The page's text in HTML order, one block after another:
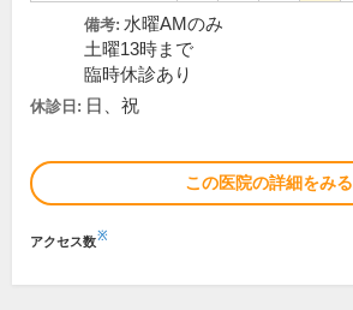
備考: 水曜AMのみ
土曜13時まで
臨時休診あり
休診日: 日、祝
この医院の詳細をみる
アクセス数※